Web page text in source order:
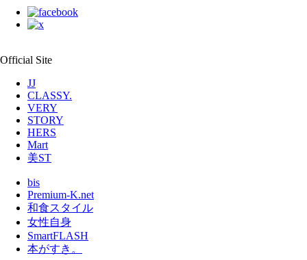
Official Site
JJ
CLASSY.
VERY
STORY
HERS
Mart
美ST
bis
Premium-K.net
和食スタイル
女性自身
SmartFLASH
本がすき。